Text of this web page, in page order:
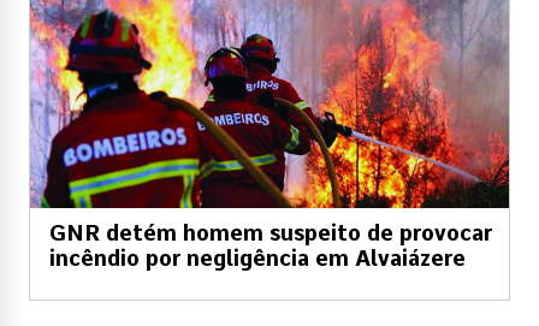
GNR detém homem suspeito de provocar
incêndio por negligência em Alvaiázere